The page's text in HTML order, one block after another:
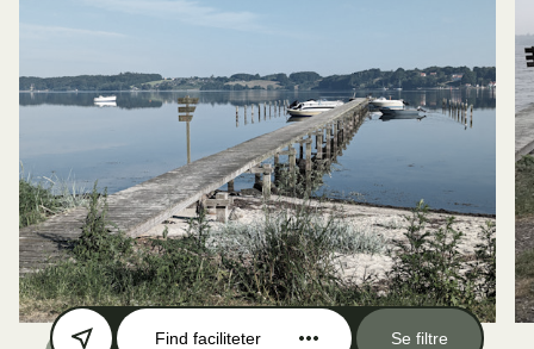
Find faciliteter Se filtre